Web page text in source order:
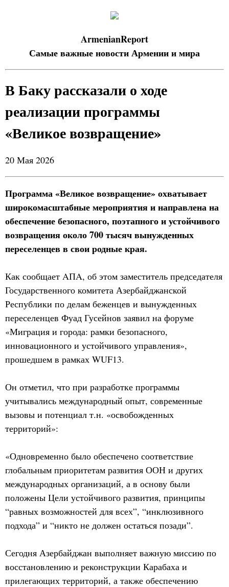
ArmenianReport
Самые важные новости Армении и мира
В Баку рассказали о ходе
реализации программы
«Великое возвращение»
20 Мая 2026
Программа «Великое возвращение» охватывает
широкомасштабные мероприятия и направлена на
обеспечение безопасного, поэтапного и устойчивого
возвращения около 700 тысяч вынужденных
переселенцев в свои родные края.
Как сообщает AПA, об этом заместитель председателя
Государственного комитета Азербайджанской
Республики по делам беженцев и вынужденных
переселенцев Фуад Гусейнов заявил на форуме
«Миграция и города: рамки безопасного,
инновационного и устойчивого управления»,
прошедшем в рамках WUF13.
Он отметил, что при разработке программы
учитывались международный опыт, современные
вызовы и потенциал т.н. «освобожденных
территорий»:
«Одновременно было обеспечено соответствие
глобальным приоритетам развития ООН и других
международных организаций, а в основу были
положены Цели устойчивого развития, принципы
“равных возможностей для всех”, “инклюзивного
подхода” и “никто не должен остаться позади”.
Сегодня Азербайджан выполняет важную миссию по
восстановлению и реконструкции Карабаха и
прилегающих территорий, а также обеспечению